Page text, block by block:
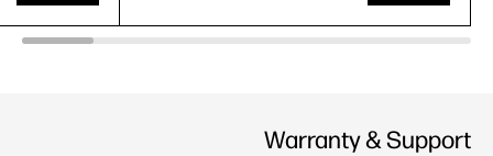
Warranty & Support